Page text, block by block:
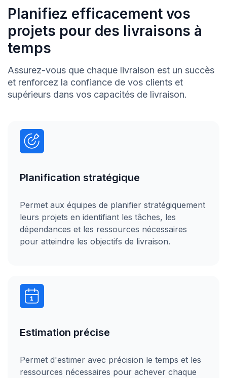
Planifiez efficacement vos
projets pour des livraisons à
temps
Assurez-vous que chaque livraison est un succès
et renforcez la confiance de vos clients et
supérieurs dans vos capacités de livraison.
Planification stratégique
Permet aux équipes de planifier stratégiquement
leurs projets en identifiant les tâches, les
dépendances et les ressources nécessaires
pour atteindre les objectifs de livraison.
Estimation précise
Permet d'estimer avec précision le temps et les
ressources nécessaires pour achever chaque